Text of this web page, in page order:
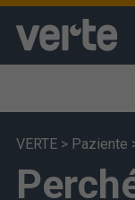
VERTE > Paziente